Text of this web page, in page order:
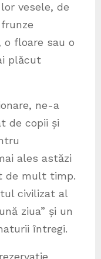
vesele, de
o floare sau o
plăcut
ne-a
de copii și
ales astăzi
de mult timp.
civilizat al
ziua” și un
întregi.